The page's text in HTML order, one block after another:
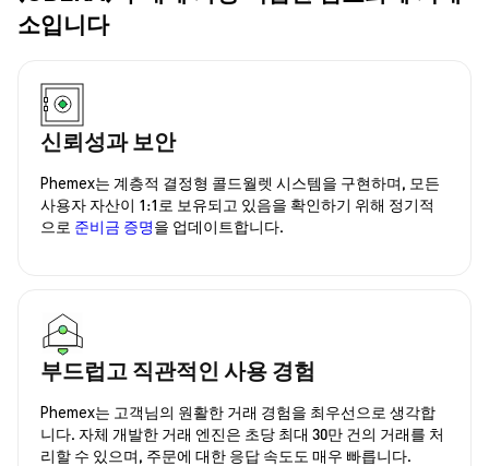
소입니다
신뢰성과 보안
Phemex는 계층적 결정형 콜드월렛 시스템을 구현하며, 모든
사용자 자산이 1:1로 보유되고 있음을 확인하기 위해 정기적
으로 준비금 증명을 업데이트합니다.
부드럽고 직관적인 사용 경험
Phemex는 고객님의 원활한 거래 경험을 최우선으로 생각합
니다. 자체 개발한 거래 엔진은 초당 최대 30만 건의 거래를 처
리할 수 있으며, 주문에 대한 응답 속도도 매우 빠릅니다.